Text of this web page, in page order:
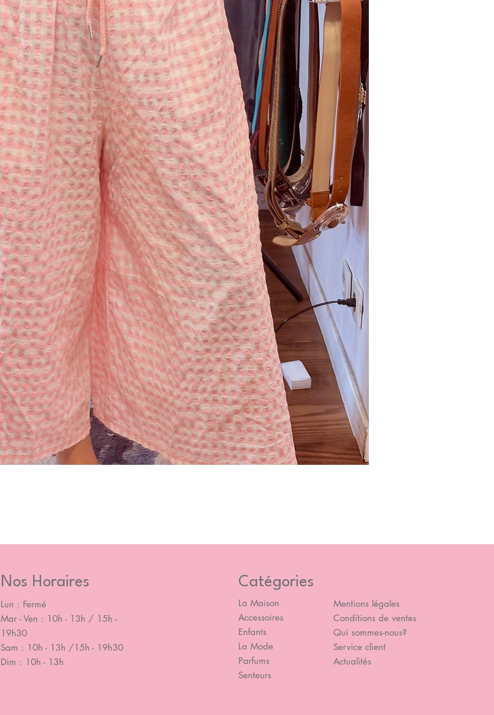
Nos Horaires
Lun : Fermé
Mar - Ven : 10h - 13h / 15h -
19h30
Sam : 10h - 13h /15h - 19h30
Dim : 10h - 13h
Catégories
La Maison
Accessoires
Enfants
La Mode
Parfums
Senteurs
Mentions légales
Conditions de ventes
Qui sommes-nous?
Service client
Actualités